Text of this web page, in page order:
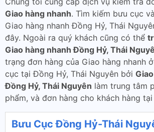
Giao hàng nhanh. Tìm kiếm bưu cục
Giao hàng nhanh Đồng Hỷ, Thái
đây. Ngoài ra quý khách cũng có thể
Giao hàng nhanh Đồng Hỷ, Thái
trạng đơn hàng của Giao hàng nhanh
cục tại Đồng Hỷ, Thái Nguyên bởi
Đồng Hỷ, Thái Nguyên làm trung tâm
phẩm, và đơn hàng cho khách hàng
Bưu Cục Đồng Hỷ-Thái